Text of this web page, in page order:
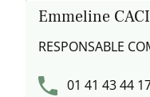
Emmeline
RESPONSABLE
01 41 43 44